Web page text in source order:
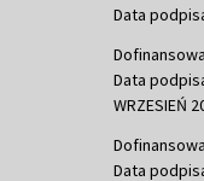
Data
Data
WRZESIEŃ
Data